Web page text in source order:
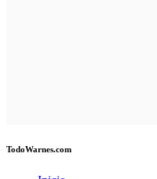
TodoWarnes.com